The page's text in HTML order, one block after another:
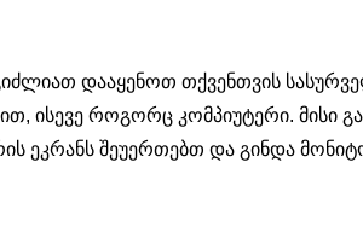
დააყენოთ თქვენთვის
ისევე როგორც კომპიუტერი. მისი
ეკრანს შეუერთებთ და გინდა